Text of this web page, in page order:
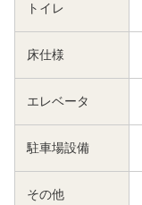
トイレ
床仕様
エレベータ
駐車場設備
その他